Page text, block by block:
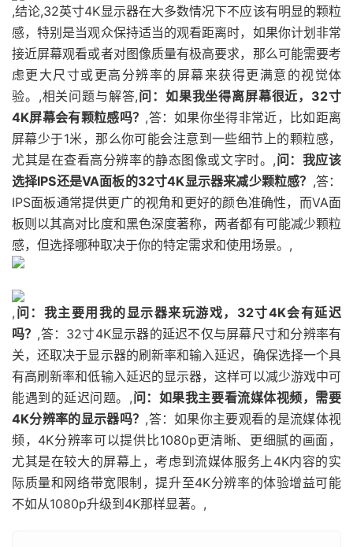
,结论,32英寸4K显示器在大多数情况下不应该有明显的颗粒
感，特别是当观众保持适当的观看距离时，如果你计划非常
接近屏幕观看或者对图像质量有极高要求，那么可能需要考
虑更大尺寸或更高分辨率的屏幕来获得更满意的视觉体
验。,相关问题与解答,问：如果我坐得离屏幕很近，32寸
4K屏幕会有颗粒感吗？ ,答：如果你坐得非常近，比如距离
屏幕少于1米，那么你可能会注意到一些细节上的颗粒感，
尤其是在查看高分辨率的静态图像或文字时。,问：我应该
选择IPS还是VA面板的32寸4K显示器来减少颗粒感？ ,答：
IPS面板通常提供更广的视角和更好的颜色准确性，而VA面
板则以其高对比度和黑色深度著称，两者都有可能减少颗粒
感，但选择哪种取决于你的特定需求和使用场景。,
, 问：我主要用我的显示器来玩游戏，32寸4K会有延迟
吗？ ,答：32寸4K显示器的延迟不仅与屏幕尺寸和分辨率有
关，还取决于显示器的刷新率和输入延迟，确保选择一个具
有高刷新率和低输入延迟的显示器，这样可以减少游戏中可
能遇到的延迟问题。,问：如果我主要看流媒体视频，需要
4K分辨率的显示器吗？ ,答：如果你主要观看的是流媒体视
频，4K分辨率可以提供比1080p更清晰、更细腻的画面，
尤其是在较大的屏幕上，考虑到流媒体服务上4K内容的实
际质量和网络带宽限制，提升至4K分辨率的体验增益可能
不如从1080p升级到4K那样显著。,